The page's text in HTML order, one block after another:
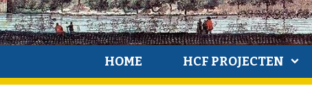
HOME HCF PROJECTEN